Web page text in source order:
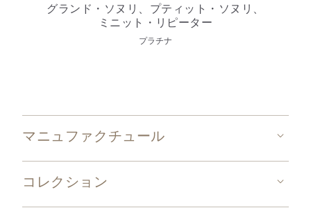
グランド・ソヌリ、プティット・ソヌリ、
ミニット・リピーター
プラチナ
マニュファクチュール
コレクション